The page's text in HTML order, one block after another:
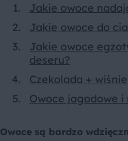
Jakie owoce
Jakie owoce do
Jakie owoce
deseru?
Czekolada + wiśnie
Owoce jagodowe i
Owoce są bardzo